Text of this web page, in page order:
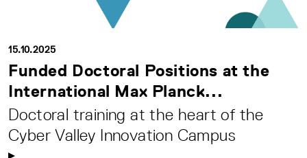
15.10.2025
Funded Doctoral Positions at the
International Max Planck...
Doctoral training at the heart of the
Cyber Valley Innovation Campus